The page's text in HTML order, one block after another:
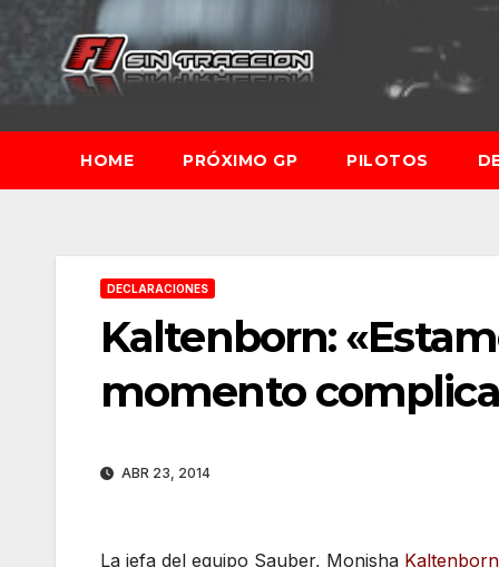
Saltar
contenido
HOME PRÓXIMO GP PILOTOS
DECLARACIONES
Kaltenborn:
momento
ABR 23, 2014
La jefa del equipo Sauber, Monisha